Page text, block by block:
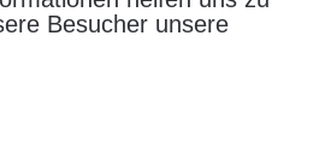
Besucher unsere